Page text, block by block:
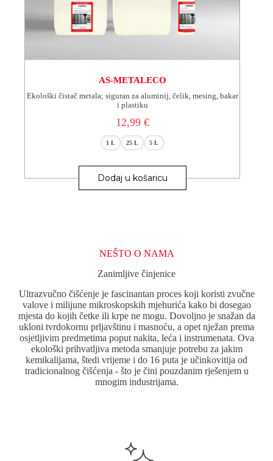
AS-METALECO
Ekološki čistač metala; siguran za aluminij, čelik, mesing, bakar
i plastiku
12,99 €
1 L 25 L 5 L
Dodaj u košaricu
proizvod
ima
odabrati
na
stranici
proizvoda
NEŠTO O NAMA
Zanimljive činjenice
Ultrazvučno čišćenje je fascinantan proces koji koristi zvučne
valove i milijune mikroskopskih mjehurića kako bi dosegao
mjesta do kojih četke ili krpe ne mogu. Dovoljno je snažan da
ukloni tvrdokornu prljavštinu i masnoću, a opet nježan prema
osjetljivim predmetima poput nakita, leća i instrumenata. Ova
ekološki prihvatljiva metoda smanjuje potrebu za jakim
kemikalijama, štedi vrijeme i do 16 puta je učinkovitija od
tradicionalnog čišćenja - što je čini pouzdanim rješenjem u
mnogim industrijama.